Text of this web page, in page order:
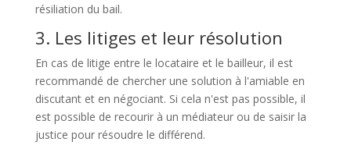
résiliation du bail.
3. Les litiges et leur résolution
En cas de litige entre le locataire et le bailleur, il est
recommandé de chercher une solution à l'amiable en
discutant et en négociant. Si cela n'est pas possible, il
est possible de recourir à un médiateur ou de saisir la
justice pour résoudre le différend.